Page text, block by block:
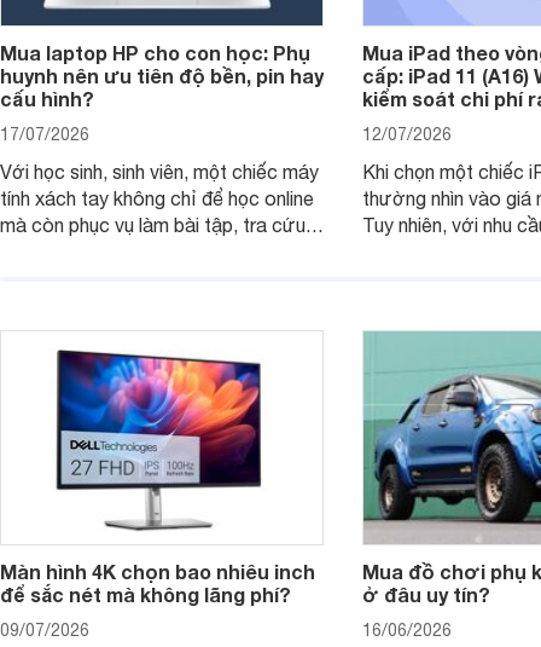
Mua laptop HP cho con học: Phụ
huynh nên ưu tiên độ bền, pin hay
cấu hình?
17/07/2026
Với học sinh, sinh viên, một chiếc máy
tính xách tay không chỉ để học online
mà còn phục vụ làm bài tập, tra cứu,
thay vì chỉ so sánh cấu hình trên giấy.
Mua iPad theo
cấp: iPad 11 (A16)
kiểm soát chi phí
12/07/2026
Khi chọn một chiếc
thường nhìn vào
Tuy nhiên, với nhu
không, dùng được
Màn hình 4K chọn bao nhiêu inch
để sắc nét mà không lãng phí?
09/07/2026
Mua đồ chơi phụ
ở đâu uy tín?
16/06/2026